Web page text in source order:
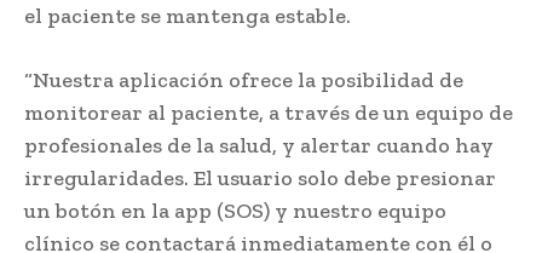
el paciente se mantenga estable.
“Nuestra aplicación ofrece la posibilidad de
monitorear al paciente, a través de un equipo de
profesionales de la salud, y alertar cuando hay
irregularidades. El usuario solo debe presionar
un botón en la app (SOS) y nuestro equipo
clínico se contactará inmediatamente con él o